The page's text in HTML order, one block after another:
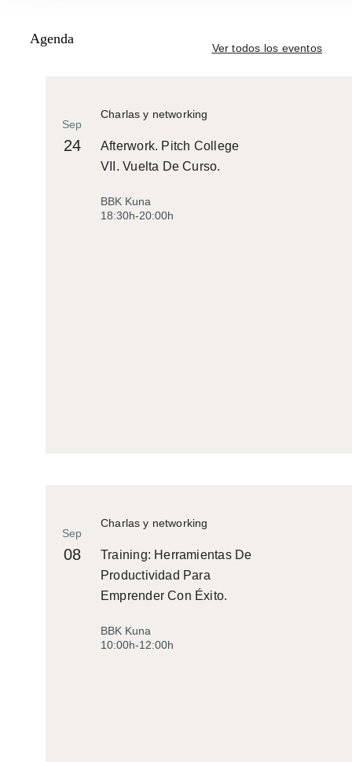
Agenda
Ver todos los eventos
Charlas y networking
Sep
24
Afterwork. Pitch College
VII. Vuelta De Curso.
BBK Kuna
18:30h-20:00h
Charlas y networking
Sep
08
Training: Herramientas De
Productividad Para
Emprender Con Éxito.
BBK Kuna
10:00h-12:00h